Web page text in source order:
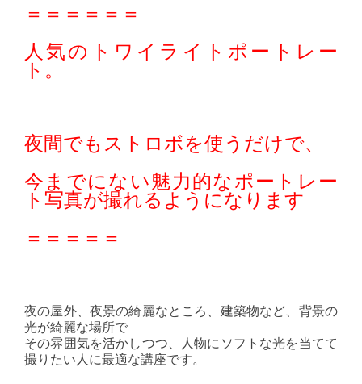
＝＝＝＝＝＝
人気のトワイライトポートレー
ト。
夜間でもストロボを使うだけで、
今までにない魅力的なポートレー
ト写真が撮れるようになります
＝＝＝＝＝
夜の屋外、夜景の綺麗なところ、建築物など、背景の
光が綺麗な場所で
その雰囲気を活かしつつ、人物にソフトな光を当てて
撮りたい人に最適な講座です。